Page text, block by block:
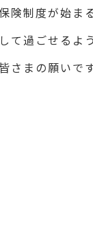
険制度が始ま
て過ごせるよ
さまの願いで